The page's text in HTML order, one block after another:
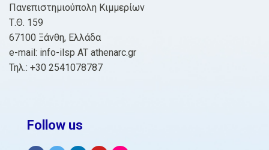
Πανεπιστημιούπολη Κιμμερίων
Τ.Θ. 159
67100 Ξάνθη, Ελλάδα
e-mail: info-ilsp AT athenarc.gr
Τηλ.: +30 2541078787
Follow us